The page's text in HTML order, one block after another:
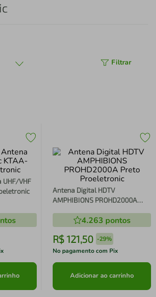
Filtrar
VHF
Antena Digital HDTV
AMPHIBIONS PROHD2000A
4.263 pontos
R$ 121,50 -29%
No pagamento com Pix
Adicionar ao carrinho